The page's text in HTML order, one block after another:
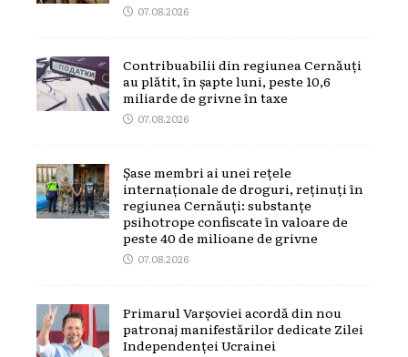
07.08.2026
Contribuabilii din regiunea Cernăuți
au plătit, în șapte luni, peste 10,6
miliarde de grivne în taxe
07.08.2026
Șase membri ai unei rețele
internaționale de droguri, reținuți în
regiunea Cernăuți: substanțe
psihotrope confiscate în valoare de
peste 40 de milioane de grivne
07.08.2026
Primarul Varșoviei acordă din nou
patronaj manifestărilor dedicate Zilei
Independenței Ucrainei